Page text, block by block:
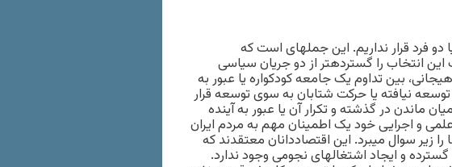
فرد قرار نداریم. این جمله‏ای است که
این انتخاب را گسترده‏تر از دو جریان سیاسی
بین تداوم یک جامعه کودک‏واره یا عبور به
نیافته یا حرکت شتابان به سوی توسعه قرار
ماندن در گذشته و تکرار آن یا عبور به آینده
و اجرایی خود یک اطمینان مهم به مردم ایران
زیر سوال می‏برد. این اقتصاددانان معتقدند که
و ایجاد اشتغال‏های نجومی وجود ندارد.